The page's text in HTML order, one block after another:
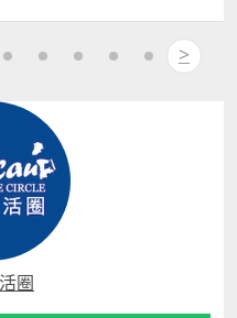
組成的追捕組，在清遠
市清城區將駕車逃離珠海
湖南常德人）抓獲。
世上最最棘手的就是
庭矛盾大都是些陳芝麻
理，婆說婆有理 提起
很難弄明白，理得清
家暴，真的能讓人喪失
不了... 還記得去年7月
子與丈夫因離婚問題爭
水淋潑，頭部、臉部及
致的肉醬意面，看上去
搭上配料和藍莓，用上
。 閉上眼睛，慢慢享受
這一款肉醬意面的可以
（公交站）附近，店鋪
鋪方便裝修精美，幹淨
覺。 歡迎來到ldquo;
試的朋友 可以通過憶條
店鋪地址 澳門沙梨頭
座
>
圈